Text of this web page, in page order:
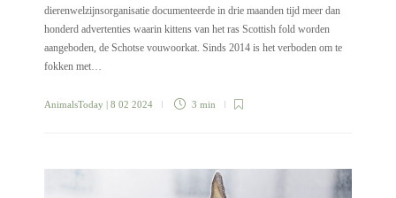
dierenwelzijnsorganisatie documenteerde in drie maanden tijd meer dan
honderd advertenties waarin kittens van het ras Scottish fold worden
aangeboden, de Schotse vouwoorkat. Sinds 2014 is het verboden om te
fokken met…
AnimalsToday | 8 02 2024 3 min